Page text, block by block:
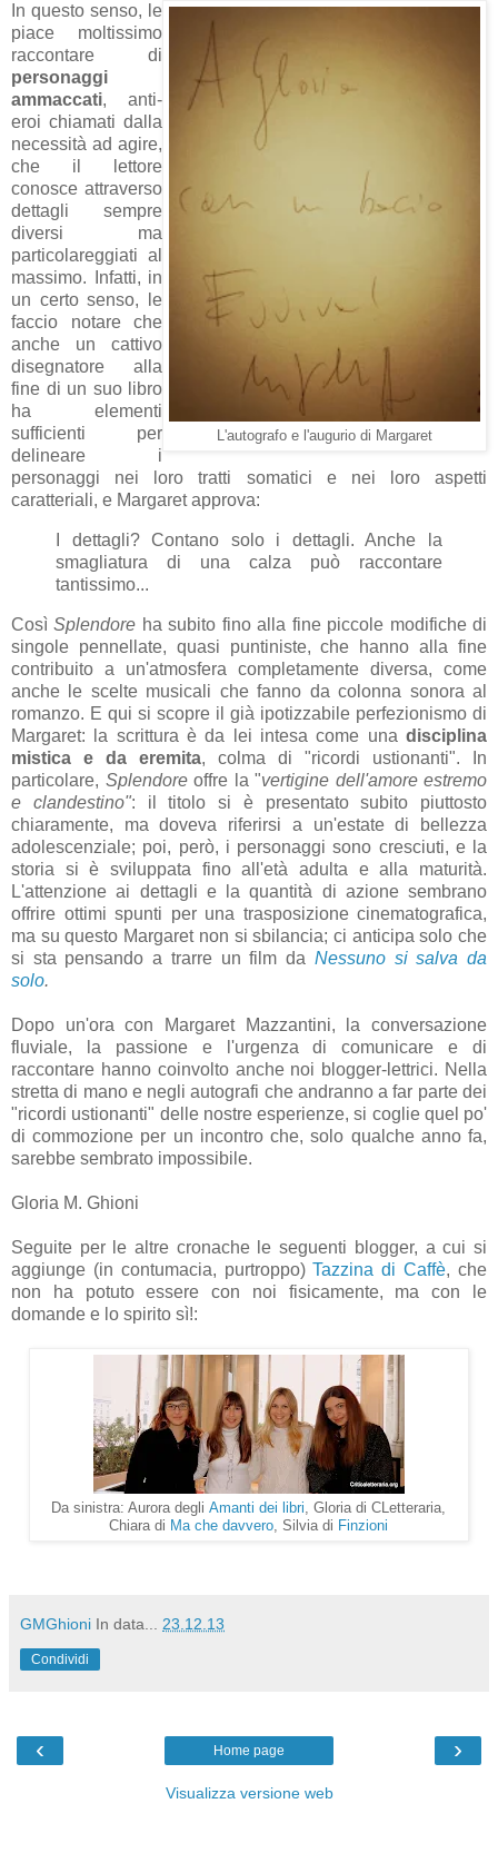
L'autografo e l'augurio di Margaret
In questo senso, le
piace moltissimo
raccontare di
personaggi
ammaccati, anti-
eroi chiamati dalla
necessità ad agire,
che il lettore
conosce attraverso
dettagli sempre
diversi ma
particolareggiati al
massimo. Infatti, in
un certo senso, le
faccio notare che
anche un cattivo
disegnatore alla
fine di un suo libro
ha elementi
sufficienti per
delineare i
personaggi nei loro tratti somatici e nei loro aspetti
caratteriali, e Margaret approva:
I dettagli? Contano solo i dettagli. Anche la
smagliatura di una calza può raccontare
tantissimo...
CosìSplendore ha subito fino alla fine piccole modifiche di
singole pennellate, quasi puntiniste, che hanno alla fine
contribuito a un'atmosfera completamente diversa, come
anche le scelte musicali che fanno da colonna sonora al
romanzo. E qui si scopre il già ipotizzabile perfezionismo di
Margaret: la scrittura è da lei intesa come una disciplina
mistica e da eremita, colma di "ricordi ustionanti". In
particolare, Splendoreoffre la "vertigine dell'amore estremo
e clandestino": il titolo si è presentato subito piuttosto
chiaramente, ma doveva riferirsi a un'estate di bellezza
adolescenziale; poi, però, i personaggi sono cresciuti, e la
storia si è sviluppata fino all'età adulta e alla maturità.
L'attenzione ai dettagli e la quantità di azione sembrano
offrire ottimi spunti per una trasposizione cinematografica,
ma su questo Margaret non si sbilancia; ci anticipa solo che
si sta pensando a trarre un film da Nessuno si salva da
solo.
Dopo un'ora con Margaret Mazzantini, la conversazione
fluviale, la passione e l'urgenza di comunicare e di
raccontare hanno coinvolto anche noi blogger-lettrici. Nella
stretta di mano e negli autografi che andranno a far parte dei
"ricordi ustionanti" delle nostre esperienze, si coglie quel po'
di commozione per un incontro che, solo qualche anno fa,
sarebbe sembrato impossibile.
Gloria M. Ghioni
Seguite per le altre cronache le seguenti blogger, a cui si
aggiunge (in contumacia, purtroppo)Tazzina di Caffè, che
non ha potuto essere con noi fisicamente, ma con le
domande e lo spirito sì!:
Da sinistra: Aurora degliAmanti dei libri, Gloria di CLetteraria,
Chiara di Ma che davvero, Silvia di Finzioni
GMGhioni In data... 23.12.13
Condividi
‹ ›
Home page
Visualizza versione web